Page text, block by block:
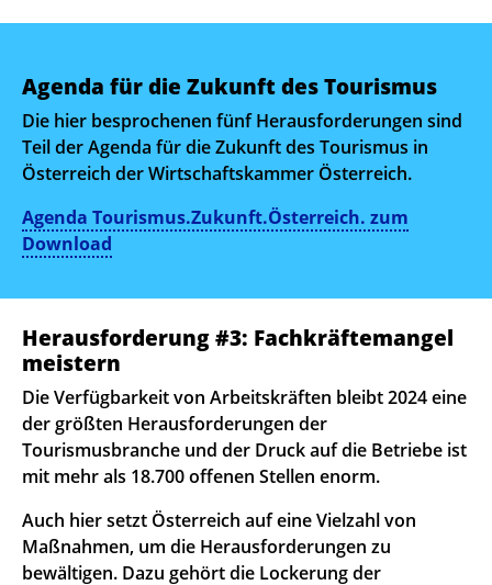
Agenda für die Zukunft des Tourismus
Die hier besprochenen fünf Herausforderungen sind
Teil der Agenda für die Zukunft des Tourismus in
Österreich der Wirtschaftskammer Österreich.
Agenda Tourismus.Zukunft.Österreich. zum
Download
Herausforderung #3: Fachkräftemangel
meistern
Die Verfügbarkeit von Arbeitskräften bleibt 2024 eine
der größten Herausforderungen der
Tourismusbranche und der Druck auf die Betriebe ist
mit mehr als 18.700 offenen Stellen enorm.
Auch hier setzt Österreich auf eine Vielzahl von
Maßnahmen, um die Herausforderungen zu
bewältigen. Dazu gehört die Lockerung der